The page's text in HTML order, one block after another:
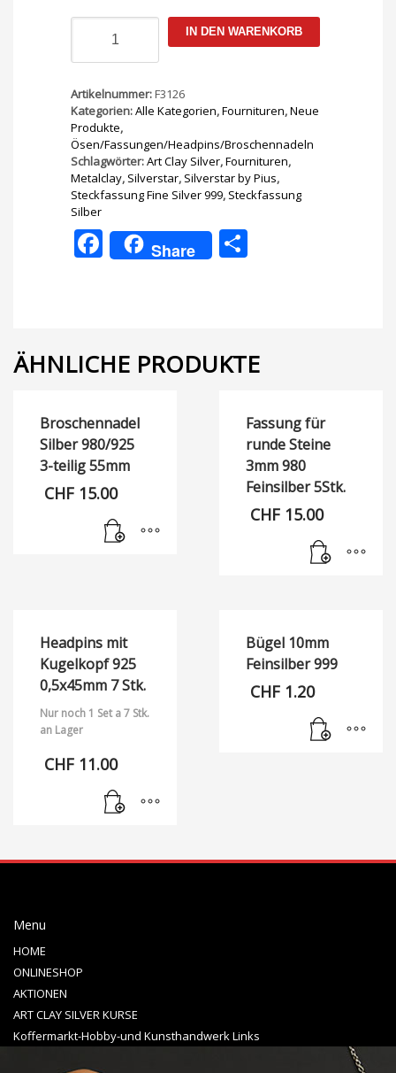
999
Menge
IN DEN WARENKORB
Artikelnummer:F3126
Kategorien:Alle Kategorien,Fournituren,Neue
Produkte,
Ösen/Fassungen/Headpins/Broschennadeln
Schlagwörter:Art Clay Silver,Fournituren,
Metalclay, Silverstar, Silverstar by Pius,
Steckfassung Fine Silver 999, Steckfassung
Silber
Facebook
Share
ÄHNLICHE PRODUKTE
Broschennadel
Silber 980/925
3-teilig 55mm
CHF 15.00
Fassung für
runde Steine
3mm 980
Feinsilber 5Stk.
CHF15.00
Headpins mit
Kugelkopf 925
0,5x45mm 7 Stk.
Nur noch 1 Set a 7 Stk.
an Lager
CHF 11.00
Bügel 10mm
Feinsilber 999
CHF1.20
Menu
HOME
ONLINESHOP
AKTIONEN
ART CLAY SILVER KURSE
Koffermarkt-Hobby-und Kunsthandwerk Links